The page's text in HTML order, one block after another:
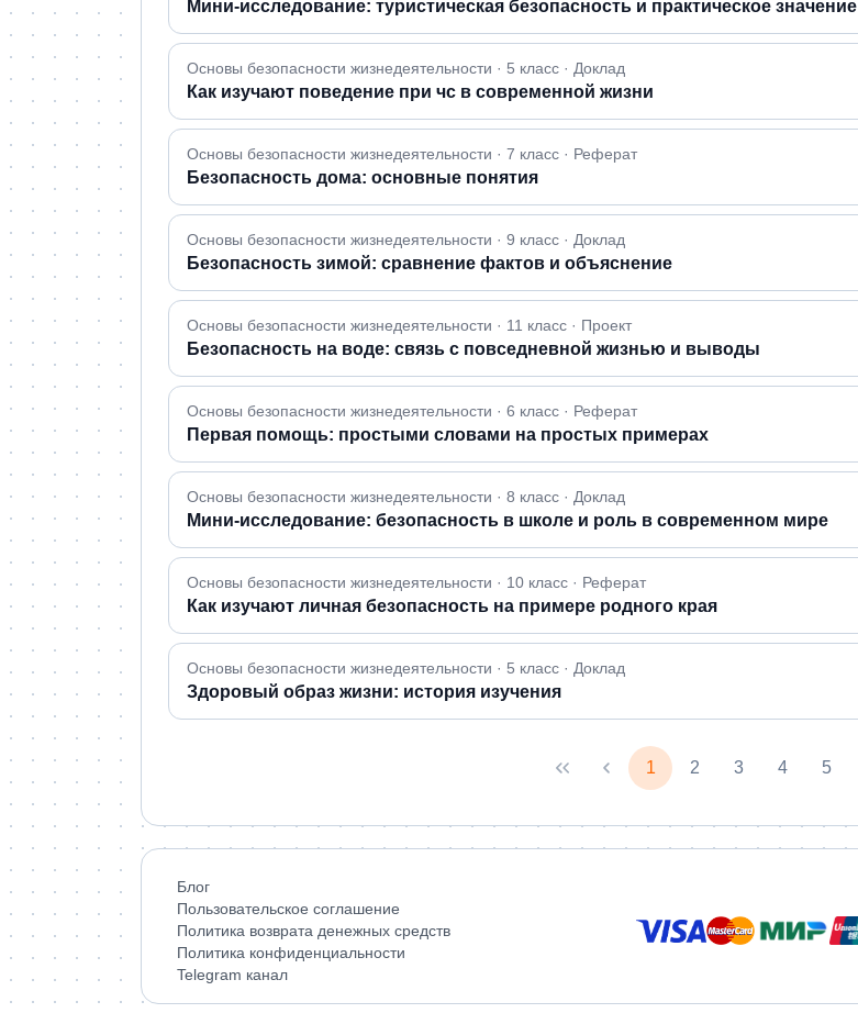
Мини-исследование: туристическая безопасность и практическое значение
Основы безопасности жизнедеятельности · 5 класс · Доклад
Как изучают поведение при чс в современной жизни
Основы безопасности жизнедеятельности · 7 класс · Реферат
Безопасность дома: основные понятия
Основы безопасности жизнедеятельности · 9 класс · Доклад
Безопасность зимой: сравнение фактов и объяснение
Основы безопасности жизнедеятельности · 11 класс · Проект
Безопасность на воде: связь с повседневной жизнью и выводы
Основы безопасности жизнедеятельности · 6 класс · Реферат
Первая помощь: простыми словами на простых примерах
Основы безопасности жизнедеятельности · 8 класс · Доклад
Мини-исследование: безопасность в школе и роль в современном мире
Основы безопасности жизнедеятельности · 10 класс · Реферат
Как изучают личная безопасность на примере родного края
Основы безопасности жизнедеятельности · 5 класс · Доклад
Здоровый образ жизни: история изучения
1 2 3 4 5
Блог
Пользовательское соглашение
Политика возврата денежных средств
Политика конфиденциальности
Telegram канал